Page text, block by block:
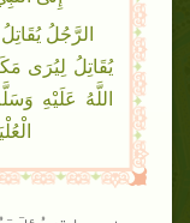
الرَّجُلُ
يُقَاتِلُ لِيُرَى
اللَّهُ عَلَيْهِ